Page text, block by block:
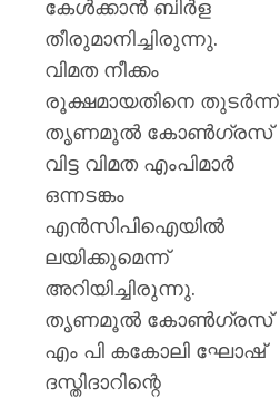
കേള്‍ക്കാന്‍ ബിര്‍ള
തീരുമാനിച്ചിരുന്നു.
വിമത നീക്കം
രൂക്ഷമായതിനെ തുടർന്ന്
തൃണമൂല്‍ കോണ്‍ഗ്രസ്
വിട്ട വിമത എംപിമാര്‍
ഒന്നടങ്കം
എന്‍സിപിഐയില്‍
ലയിക്കുമെന്ന്
അറിയിച്ചിരുന്നു.
തൃണമൂല്‍ കോണ്‍ഗ്രസ്
എം പി കകോലി ഘോഷ്
ദസ്തിദാറിന്റെ